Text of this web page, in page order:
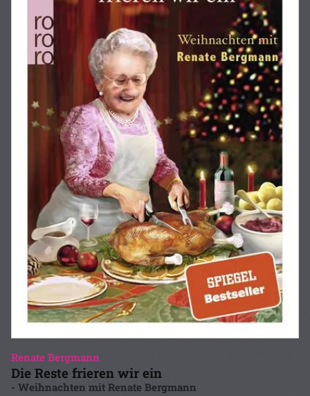
Renate Bergmann
Die Reste frieren wir ein
- Weihnachten mit Renate Bergmann